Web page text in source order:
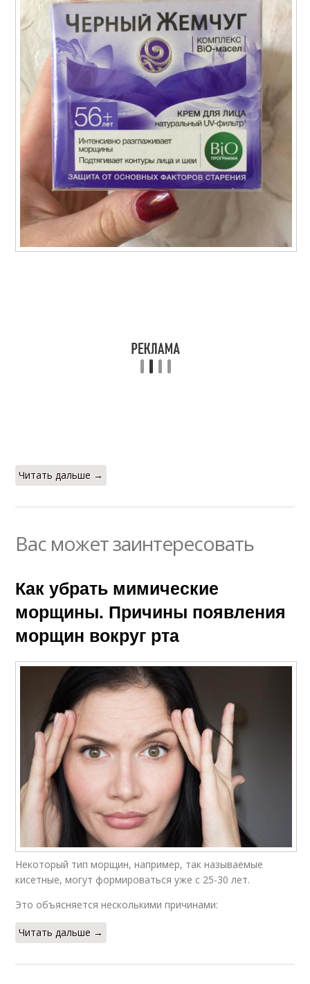
Читать дальше →
Вас может заинтересовать
Как убрать мимические
морщины. Причины появления
морщин вокруг рта
Некоторый тип морщин, например, так называемые
кисетные, могут формироваться уже с 25-30 лет.
Это объясняется несколькими причинами:
Читать дальше →